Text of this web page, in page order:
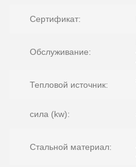
Сертификат:
Обслуживание:
Тепловой источник:
сила (kw):
Стальной материал: